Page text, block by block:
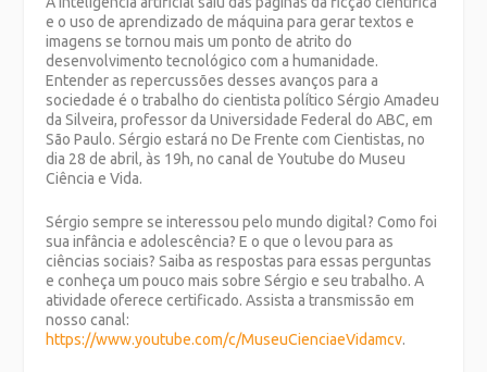
e o uso de aprendizado de máquina para gerar textos e
imagens se tornou mais um ponto de atrito do
desenvolvimento tecnológico com a humanidade.
Entender as repercussões desses avanços para a
sociedade é o trabalho do cientista político Sérgio Amadeu
da Silveira, professor da Universidade Federal do ABC, em
São Paulo. Sérgio estará no De Frente com Cientistas, no
dia 28 de abril, às 19h, no canal de Youtube do Museu
Ciência e Vida.
Sérgio sempre se interessou pelo mundo digital? Como foi
sua infância e adolescência? E o que o levou para as
ciências sociais? Saiba as respostas para essas perguntas
e conheça um pouco mais sobre Sérgio e seu trabalho. A
atividade oferece certificado. Assista a transmissão em
nosso canal:
https://www.youtube.com/c/MuseuCienciaeVidamcv.